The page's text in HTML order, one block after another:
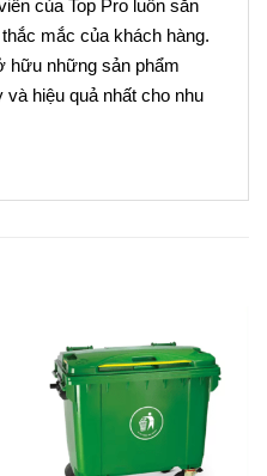
của Top Pro luôn sẵn
mắc của khách hàng.
hữu những sản phẩm
hiệu quả nhất cho nhu